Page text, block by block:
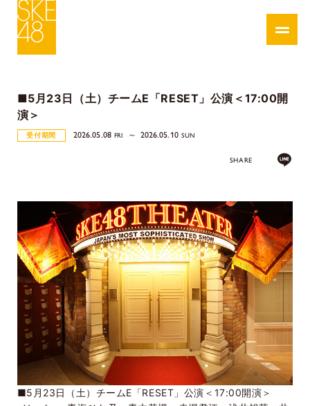
■5月23日（土）チームE「RESET」公演＜17:00開
演＞
受付期間 2026.05.08 FRI 2026.05.10 SUN
SHARE
■5 月 23日（土）チームE 「RESET 」公演＜ 17:00開演＞